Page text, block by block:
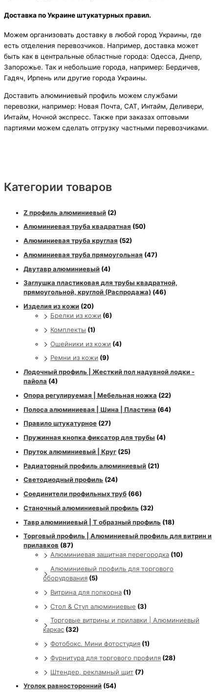
Категории товаров
Z профиль алюминиевый (2)
Алюминиевая труба квадратная (50)
Алюминиевая труба круглая (52)
Алюминиевая труба прямоугольная (47)
Двутавр алюминиевый (4)
Заглушка пластиковая для трубы квадратной,
прямоугольной, круглой (Распродажа) (46)
Изделия из кожи (20)
Брелки из кожи (6)
Комплекты (1)
Ошейники из кожи (4)
Ремни из кожи (9)
Лодочный профиль | Жесткий пол надувной лодки -
пайола (4)
Опора регулируемая | Мебельная ножка (22)
Полоса алюминиевая | Шина | Пластина (64)
Правило штукатурное (27)
Пружинная кнопка фиксатор для трубы (4)
Пруток алюминиевый | Круг (25)
Радиаторный профиль алюминиевый (21)
Светодиодный профиль (24)
Соединители профильных труб (66)
Станочный алюминиевый профиль (32)
Тавр алюминиевый | Т образный профиль (18)
Торговый профиль | Алюминиевый профиль для витрин и
прилавков (87)
Алюминиевая защитная перегородка (10)
Алюминиевый профиль для торгового
оборудования (5)
Витрина для попкорна (1)
Стол & Стул алюминиевые (3)
Торговые витрины и прилавки | Алюминиевый
каркас (32)
Фотобокс. Мини фотостудия (1)
Фурнитура для торгового профиля (28)
Штендер, рекламный щит (7)
Уголок равносторонний (54)
Доставка по Украине штукатурных правил.
Можем организовать доставку в любой город Украины, где
есть отделения перевозчиков. Например, доставка может
быть как в центральные областные города: Одесса, Днепр,
Запорожье. Так и небольшие города, например: Бердичев,
Гадяч, Ирпень или другие города Украины.
Доставить алюминиевый профиль можем службами
перевозки, например: Новая Почта, САТ, Интайм, Деливери,
Интайм, Ночной экспресс. Также при заказах оптовыми
партиями можем сделать отгрузку частными перевозчиками.